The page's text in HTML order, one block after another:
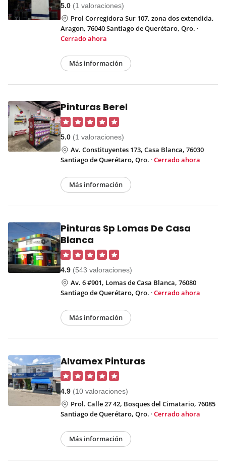
5.0 (1 valoraciones)
Prol Corregidora Sur 107, zona dos extendida,
Aragon, 76040 Santiago de Querétaro, Qro. ·
Cerrado ahora
Más información
Pinturas Berel
5.0 (1 valoraciones)
Av. Constituyentes 173, Casa Blanca, 76030
Santiago de Querétaro, Qro. ·Cerrado ahora
Más información
Pinturas Sp Lomas De Casa
Blanca
4.9 (543 valoraciones)
Av. 6 #901, Lomas de Casa Blanca, 76080
Santiago de Querétaro, Qro. ·Cerrado ahora
Más información
Alvamex Pinturas
4.9 (10 valoraciones)
Prol. Calle 27 42, Bosques del Cimatario, 76085
Santiago de Querétaro, Qro. ·Cerrado ahora
Más información